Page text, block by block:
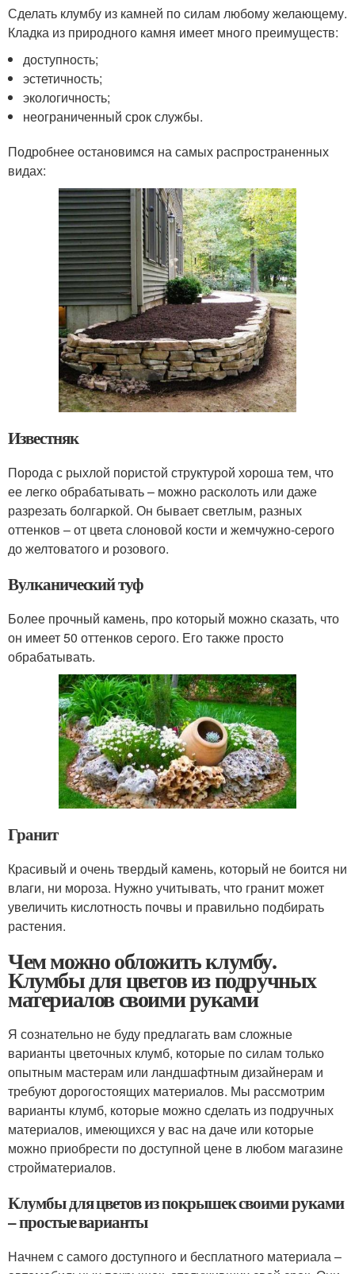
Сделать клумбу из камней по силам любому желающему.
Кладка из природного камня имеет много преимуществ:
доступность;
эстетичность;
экологичность;
неограниченный срок службы.
Подробнее остановимся на самых распространенных
видах:
Известняк
Порода с рыхлой пористой структурой хороша тем, что
ее легко обрабатывать – можно расколоть или даже
разрезать болгаркой. Он бывает светлым, разных
оттенков – от цвета слоновой кости и жемчужно-серого
до желтоватого и розового.
Вулканический туф
Более прочный камень, про который можно сказать, что
он имеет 50 оттенков серого. Его также просто
обрабатывать.
Гранит
Красивый и очень твердый камень, который не боится ни
влаги, ни мороза. Нужно учитывать, что гранит может
увеличить кислотность почвы и правильно подбирать
растения.
Чем можно обложить клумбу.
Клумбы для цветов из подручных
материалов своими руками
Я сознательно не буду предлагать вам сложные
варианты цветочных клумб, которые по силам только
опытным мастерам или ландшафтным дизайнерам и
требуют дорогостоящих материалов. Мы рассмотрим
варианты клумб, которые можно сделать из подручных
материалов, имеющихся у вас на даче или которые
можно приобрести по доступной цене в любом магазине
стройматериалов.
Клумбы для цветов из покрышек своими руками
– простые варианты
Начнем с самого доступного и бесплатного материала –